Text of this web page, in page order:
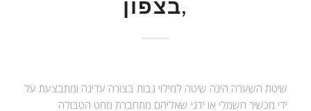
בצפון,
שיטת השערה הינה שיטה למילוי גבות בצורה עדינה ומתבצעת על
ידי מכשיר חשמלי או ידני שאליהם מתחברת מחט הטבולה